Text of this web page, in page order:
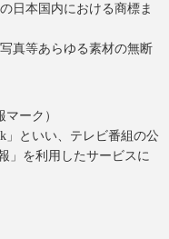
日本国内における商標ま
真等あらゆる素材の無断
ーク）
」といい、テレビ番組の公
」を利用したサービスに